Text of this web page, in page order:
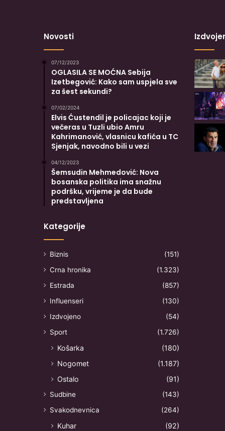
Novosti
07/12/2023
OGLASILA SE MOĆNA Sebija
Izetbegović: Kako sam uspjela sve
za šest sekundi?
07/02/2024
Elvis Ćustendil je policajac koji je
večeras u Tuzli ubio Amru
Kahrimanović, vlasnicu kafića u TC
Sjenjak, navodno bili u vezi
04/12/2023
Šemsudin Mehmedović: Nova
bosanska politika ima snažnu
podršku, vrijeme je da bude
predstavljena
Kategorije
Biznis
(151)
Crna hronika
(1.323)
Estrada
(857)
Influenseri
(130)
Izdvojeno
(54)
Sport
(1.726)
Košarka
(180)
Nogomet
(1.187)
Ostalo
(91)
Sudbine
(143)
Svakodnevnica
(264)
Kuhar (92)